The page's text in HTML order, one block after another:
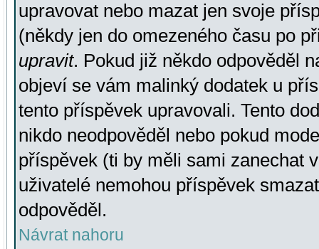
upravovat nebo mazat jen svoje
(někdy jen do omezeného času po
upravit. Pokud již někdo odpověděl
objeví se vám malinký dodatek u
tento příspěvek upravovali. Tento
nikdo neodpověděl nebo pokud
příspěvek (ti by měli sami zanechat
uživatelé nemohou příspěvek
odpověděl.
Návrat nahoru